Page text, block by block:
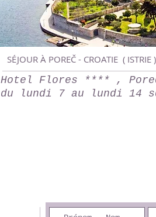
SÉJOUR À POREČ - CROATIE ( ISTRIE )
Hotel Flores **** ,
du lundi 7 au lundi 14